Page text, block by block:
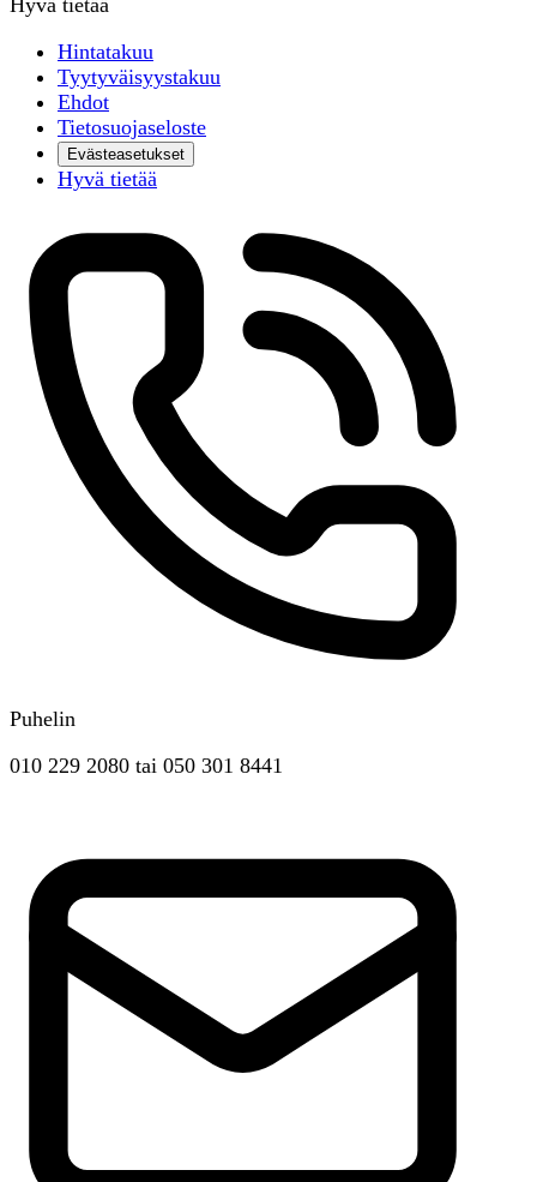
Hintatakuu
Tyytyväisyystakuu
Ehdot
Tietosuojaseloste
Evästeasetukset
Hyvä tietää
Puhelin
010 229 2080 tai 050 301 8441